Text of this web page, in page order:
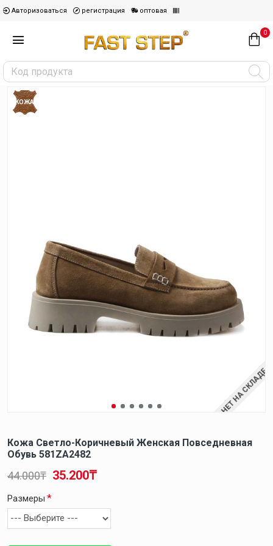
Авторизоваться регистрация оптовая
0
НЕТ НА СКЛАДЕ
КОЖА
Кожа Светло-Коричневый Женская Повседневная
Обувь 581ZA2482
35.200₸
44.000₸
Размеры